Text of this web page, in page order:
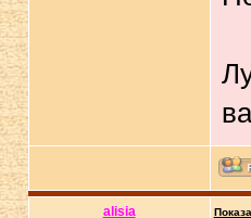
alisia